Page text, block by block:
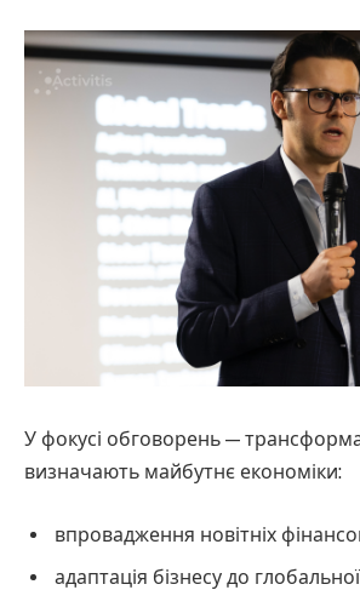
У фокусі обговорень —
визначають майбутнє економіки:
впровадження новітніх
адаптація бізнесу до